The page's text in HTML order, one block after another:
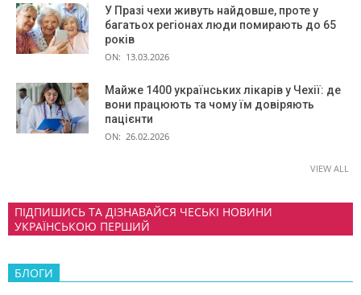
У Празі чехи живуть найдовше, проте у
багатьох регіонах люди помирають до 65
років
ON: 13.03.2026
Майже 1400 українських лікарів у Чехії: де
вони працюють та чому їм довіряють
пацієнти
ON: 26.02.2026
VIEW ALL
ПІДПИШИСЬ ТА ДІЗНАВАЙСЯ ЧЕСЬКІ НОВИНИ
УКРАЇНСЬКОЮ ПЕРШИЙ
БЛОГИ